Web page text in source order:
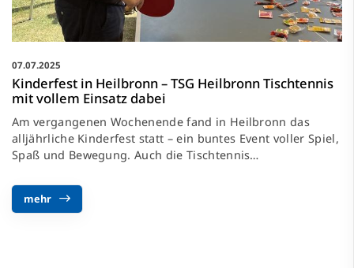
07.07.2025
Kinderfest in Heilbronn – TSG Heilbronn Tischtennis
mit vollem Einsatz dabei
Am vergangenen Wochenende fand in Heilbronn das
alljährliche Kinderfest statt – ein buntes Event voller Spiel,
Spaß und Bewegung. Auch die Tischtennis…
mehr